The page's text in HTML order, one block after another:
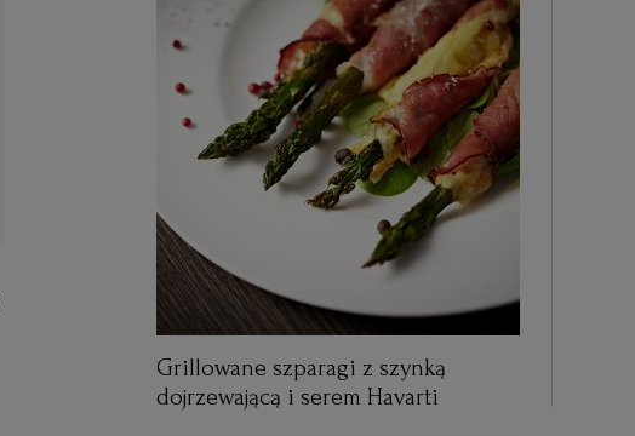
Grillowane szparagi z szynką
dojrzewającą i serem Havarti